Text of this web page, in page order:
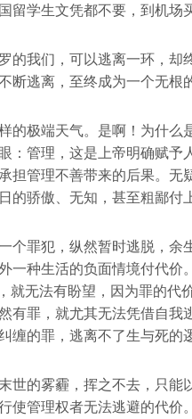
学生文凭都不要，到机场
的我们，可以逃离一环，却
逃离，至终成为一个无根
的极端天气。是啊！为什么
：管理，这是上帝明确赋予
担管理不善带来的后果。无
骄傲、无知，甚至粗鄙付
个罪犯，纵然暂时逃脱，余
一种生活的负面情境付代价
就无法有盼望，因为罪的代
有罪，就尤其无法凭借自我
的罪，逃离不了生与死的
世的雾霾，挥之不去，只能
使管理权者无法逃避的代价